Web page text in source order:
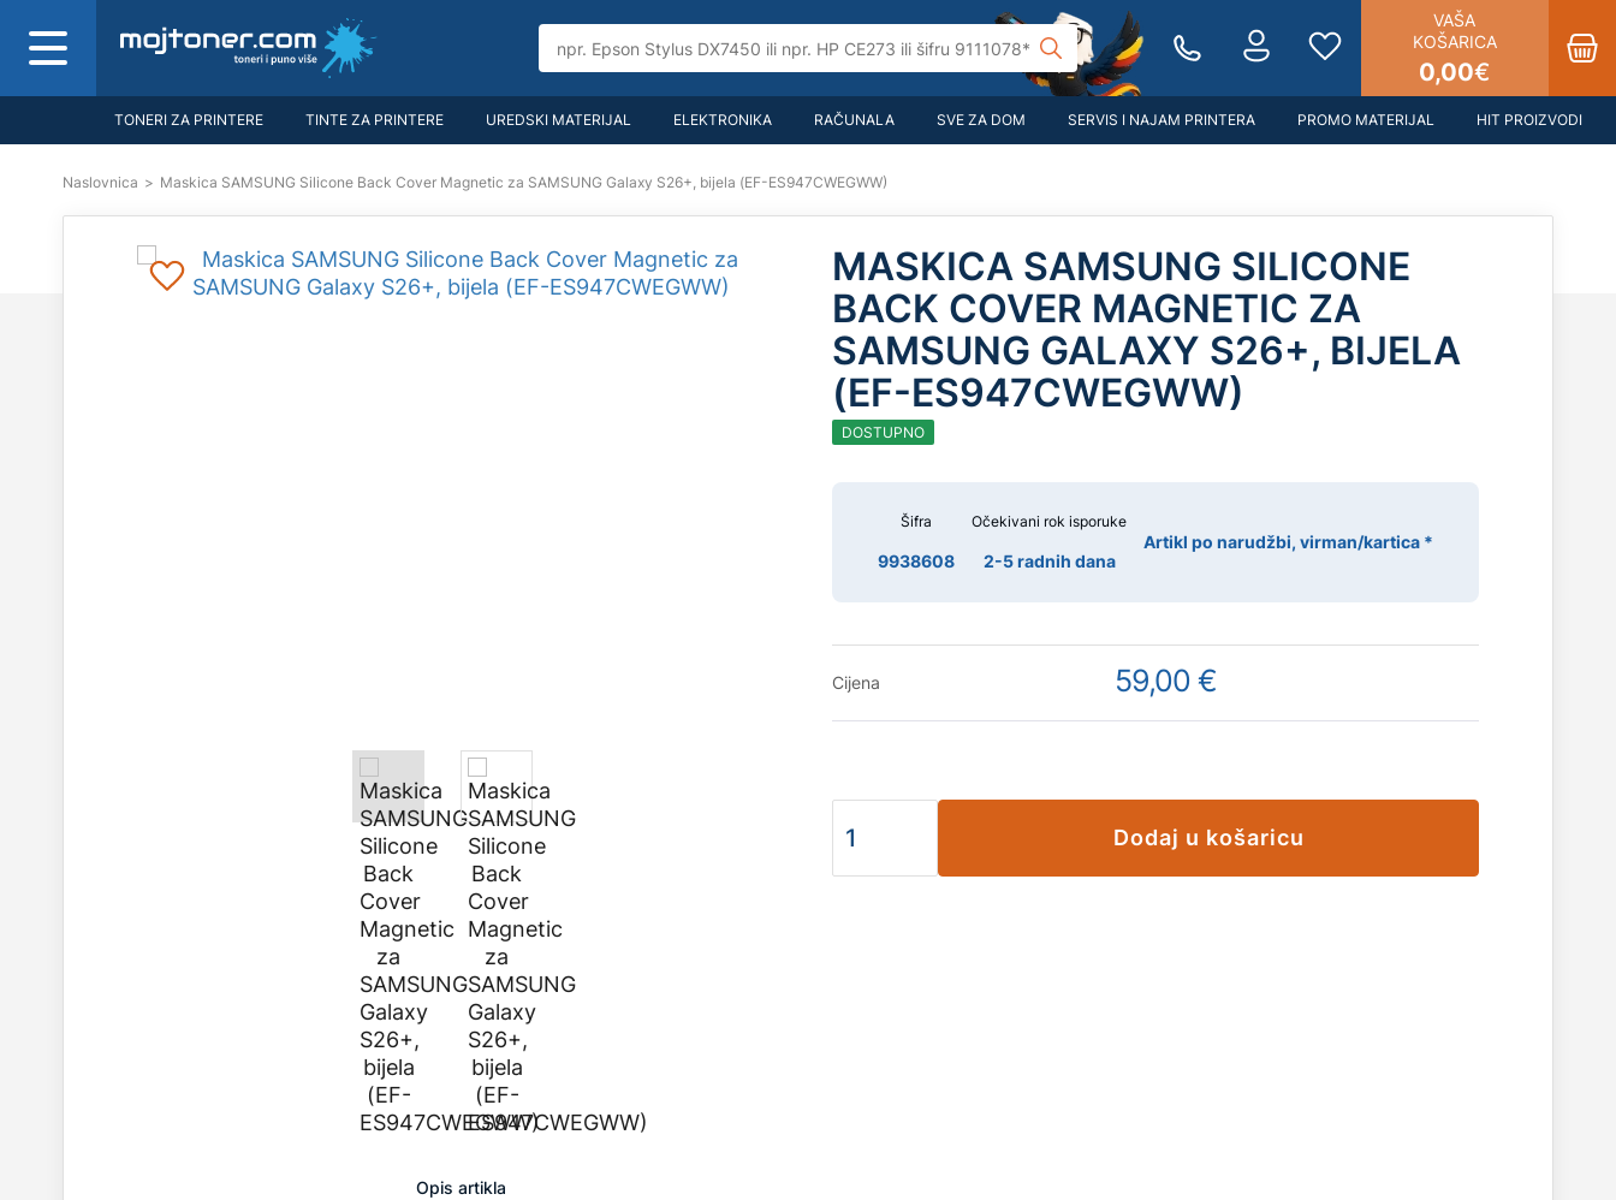
VAŠA
KOŠARICA
0,00€
TONERI ZA PRINTERE TINTE ZA PRINTERE UREDSKI MATERIJAL ELEKTRONIKA RAČUNALA SVE ZA DOM SERVIS I NAJAM PRINTERA PROMO MATERIJAL HIT PROIZVODI
Naslovnica > Maskica SAMSUNG Silicone Back Cover Magnetic za SAMSUNG Galaxy S26+, bijela (EF-ES947CWEGWW)
Opis artikla
MASKICA SAMSUNG SILICONE
BACK COVER MAGNETIC ZA
SAMSUNG GALAXY S26+, BIJELA
(EF-ES947CWEGWW)
DOSTUPNO
Šifra
9938608
Očekivani rok isporuke
2-5 radnih dana
Artikl po narudžbi, virman/kartica *
Cijena 59,00 €
Dodaj u košaricu